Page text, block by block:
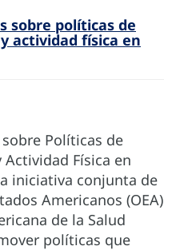
sobre políticas de
actividad física en
Políticas de
Física en
iniciativa conjunta de
Americanos (OEA)
de la Salud
políticas que